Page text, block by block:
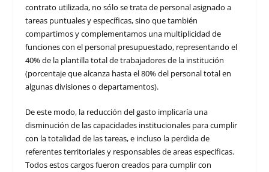
contrato utilizada, no sólo se trata de personal asignado a
tareas puntuales y específicas, sino que también
compartimos y complementamos una multiplicidad de
funciones con el personal presupuestado, representando el
40% de la plantilla total de trabajadores de la institución
(porcentaje que alcanza hasta el 80% del personal total en
algunas divisiones o departamentos).
De este modo, la reducción del gasto implicaría una
disminución de las capacidades institucionales para cumplir
con la totalidad de las tareas, e incluso la perdida de
referentes territoriales y responsables de areas especificas.
Todos estos cargos fueron creados para cumplir con